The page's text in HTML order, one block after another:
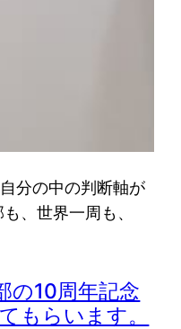
分の中の判断軸が
、世界一周も、
の10周年記念
もらいます。